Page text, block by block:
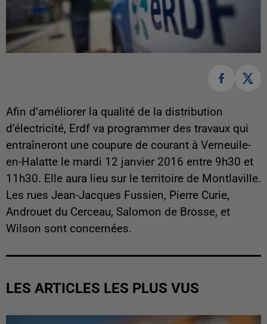
Afin d’améliorer la qualité de la distribution
d’électricité, Erdf va programmer des travaux qui
entraîneront une coupure de courant à Verneuile-
en-Halatte le mardi 12 janvier 2016 entre 9h30 et
11h30. Elle aura lieu sur le territoire de Montlaville.
Les rues Jean-Jacques Fussien, Pierre Curie,
Androuet du Cerceau, Salomon de Brosse, et
Wilson sont concernées.
LES ARTICLES LES PLUS VUS